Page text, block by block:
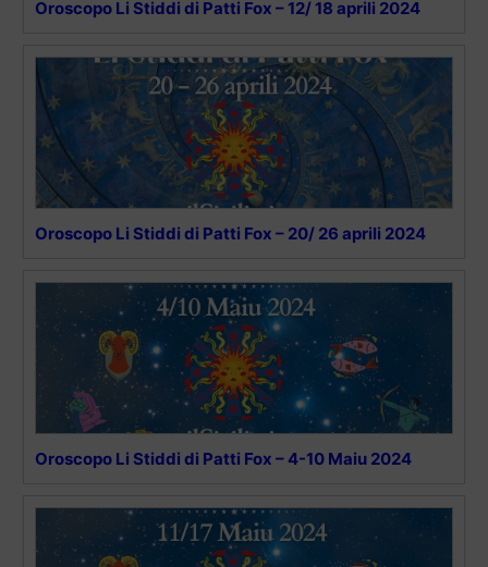
Oroscopo Li Stiddi di Patti Fox – 12/ 18 aprili 2024
Oroscopo Li Stiddi di Patti Fox – 20/ 26 aprili 2024
Oroscopo Li Stiddi di Patti Fox – 4-10 Maiu 2024